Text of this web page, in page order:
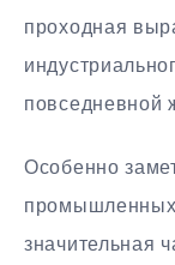
проходная
повседневной
Особенно
промышленных
значительная